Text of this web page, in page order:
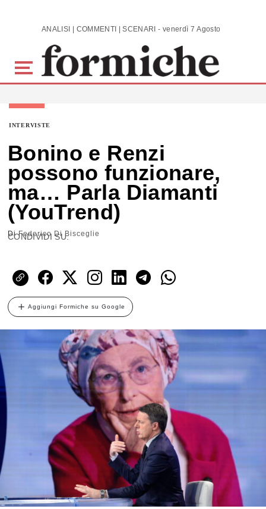
Skip to main content ANALISI | COMMENTI | SCENARI - venerdì 7 Agosto 2026
INTERVISTE
Bonino e Renzi
possono funzionare,
ma… Parla Diamanti
(YouTrend)
DiFederico Di Bisceglie
CONDIVIDI SU:
Aggiungi Formiche su Google